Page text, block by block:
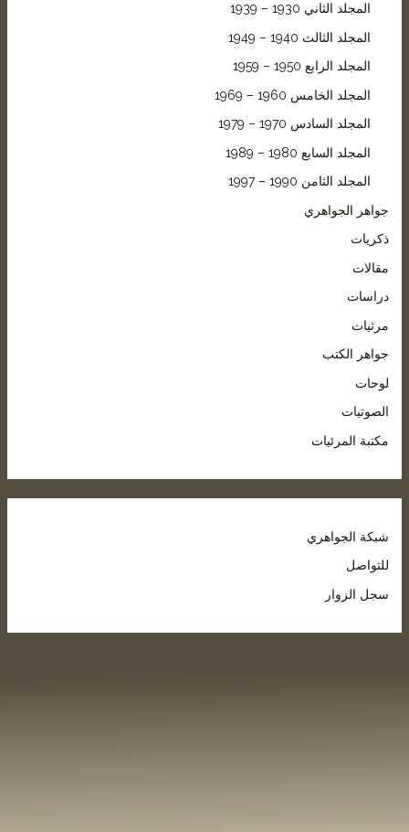
المجلد الثاني 1930 – 1939
المجلد الثالث 1940 – 1949
المجلد الرابع 1950 – 1959
المجلد الخامس 1960 – 1969
المجلد السادس 1970 – 1979
المجلد السابع 1980 – 1989
المجلد الثامن 1990 – 1997
جواهر الجواهري
ذكريات
مقالات
دراسات
مرثيات
جواهر الكتب
لوحات
الصوتيات
مكتبة المرئيات
شبكة الجواهري
للتواصل
سجل الزوار